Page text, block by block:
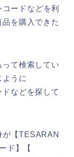
ードなどを利
を購入できた
て検索してい
うに
などを探して
が【TESARAN
ド】【